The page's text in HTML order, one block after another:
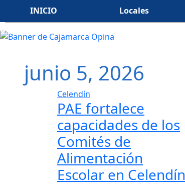
INICIO Locales
junio 5, 2026
Celendín
PAE fortalece
capacidades de los
Comités de
Alimentación
Escolar en Celendín